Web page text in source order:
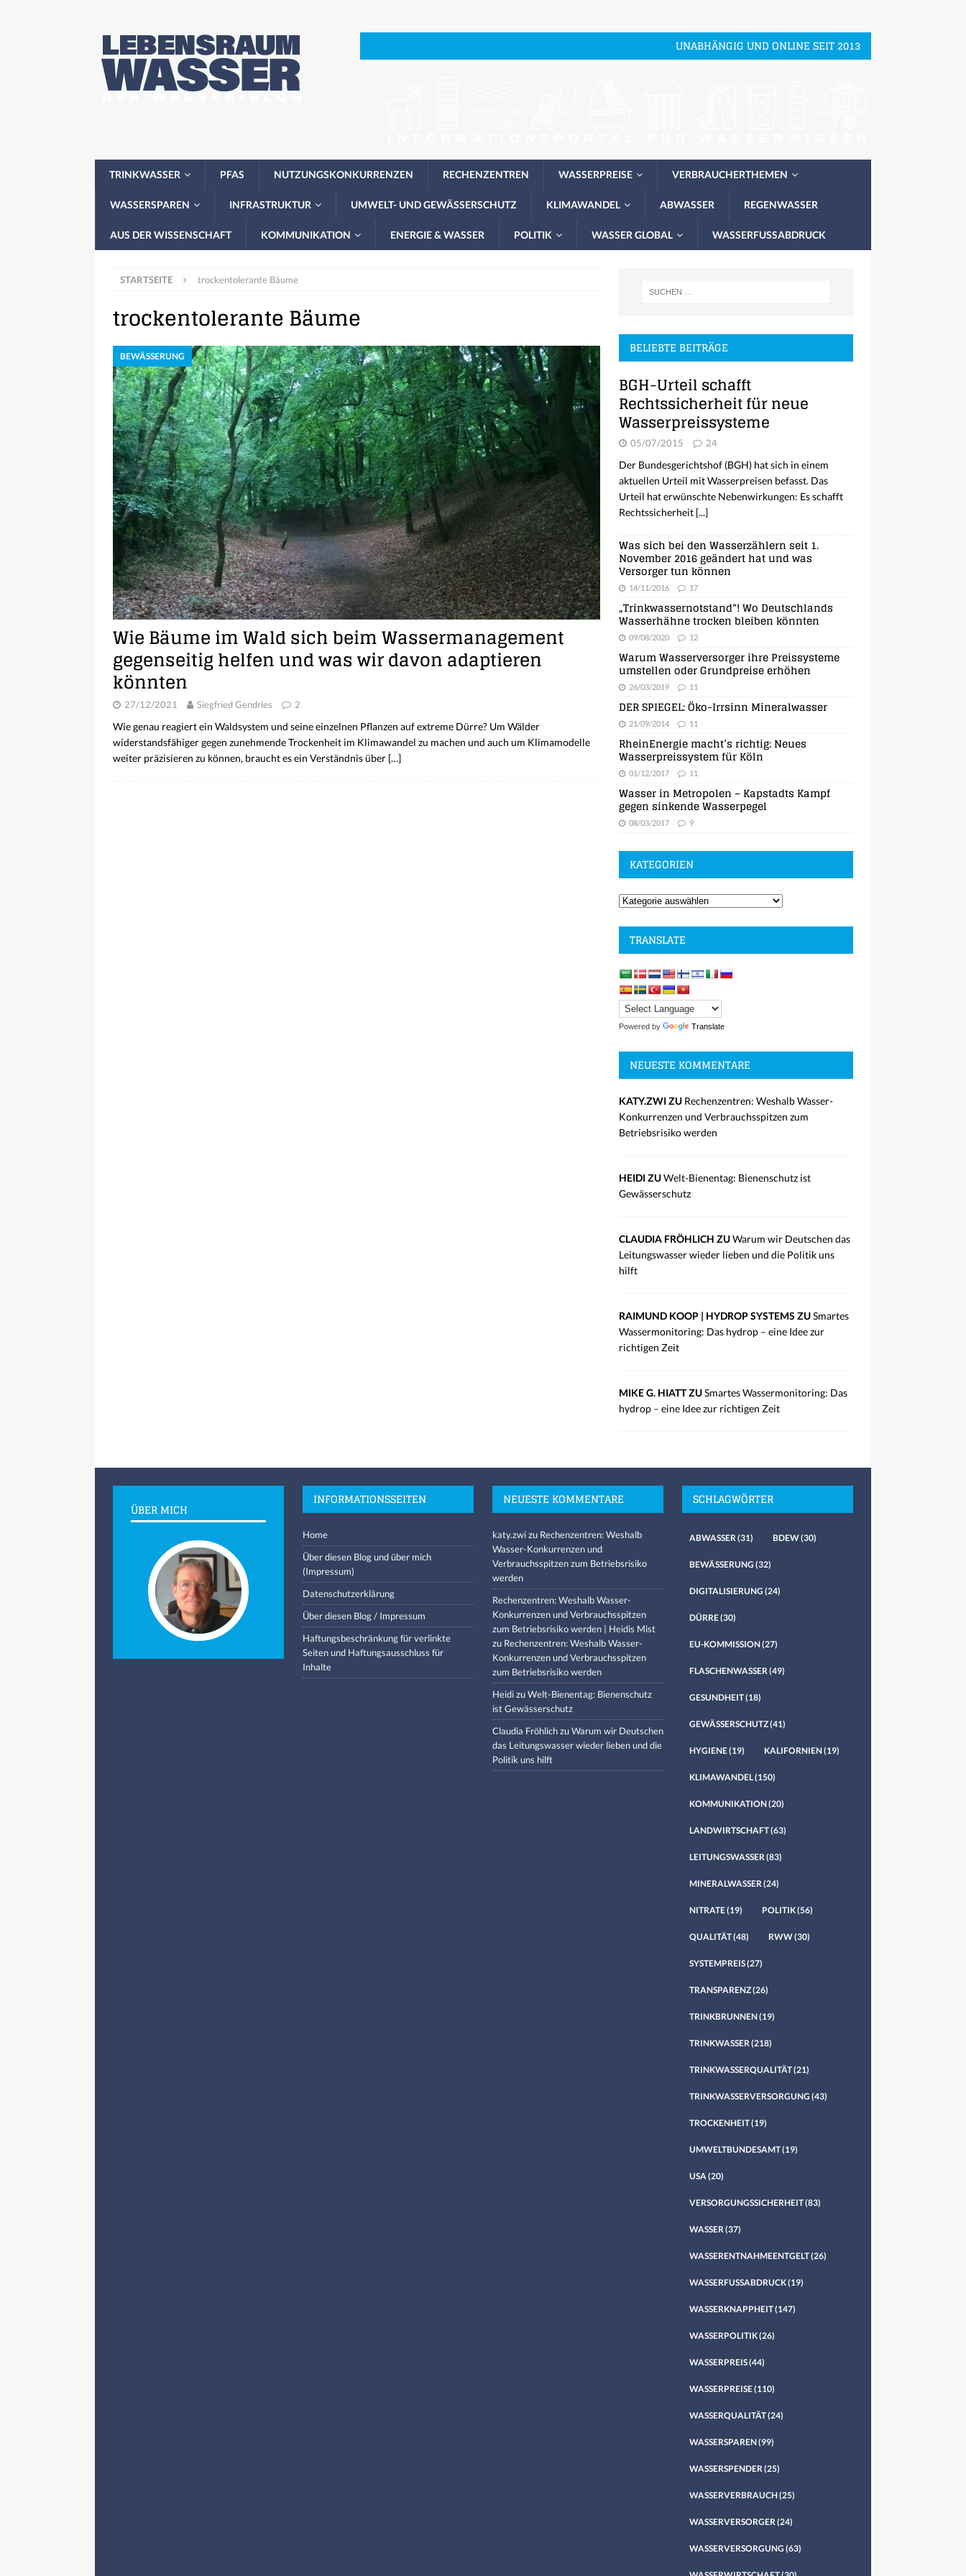
UNABHÄNGIG UND ONLINE SEIT 2013
TRINKWASSER PFAS NUTZUNGSKONKURRENZEN RECHENZENTREN WASSERPREISE VERBRAUCHERTHEMEN
WASSERSPAREN INFRASTRUKTUR UMWELT- UND GEWÄSSERSCHUTZ KLIMAWANDEL ABWASSER REGENWASSER
AUS DER WISSENSCHAFT KOMMUNIKATION ENERGIE & WASSER POLITIK WASSER GLOBAL WASSERFUSSABDRUCK
STARTSEITE trockentolerante Bäume
trockentolerante Bäume
BEWÄSSERUNG
Wie Bäume im Wald sich beim Wassermanagement
gegenseitig helfen und was wir davon adaptieren
könnten
27/12/2021 Siegfried Gendries 2
Wie genau reagiert ein Waldsystem und seine einzelnen Pflanzen auf extreme Dürre? Um Wälder
widerstandsfähiger gegen zunehmende Trockenheit im Klimawandel zu machen und auch um Klimamodelle
weiter präzisieren zu können, braucht es ein Verständnis über […]
BELIEBTE BEITRÄGE
BGH-Urteil schafft
Rechtssicherheit für neue
Wasserpreissysteme
05/07/2015 24
Der Bundesgerichtshof (BGH) hat sich in einem
aktuellen Urteil mit Wasserpreisen befasst. Das
Urteil hat erwünschte Nebenwirkungen: Es schafft
Rechtssicherheit [...]
Was sich bei den Wasserzählern seit 1.
November 2016 geändert hat und was
Versorger tun können
14/11/2016 17
„Trinkwassernotstand“! Wo Deutschlands
Wasserhähne trocken bleiben könnten
09/08/2020 12
Warum Wasserversorger ihre Preissysteme
umstellen oder Grundpreise erhöhen
26/03/2019 11
DER SPIEGEL: Öko-Irrsinn Mineralwasser
21/09/2014 11
RheinEnergie macht’s richtig: Neues
Wasserpreissystem für Köln
01/12/2017 11
Wasser in Metropolen – Kapstadts Kampf
gegen sinkende Wasserpegel
08/03/2017 9
KATEGORIEN
TRANSLATE
Powered by Translate
NEUESTE KOMMENTARE
KATY.ZWI ZU Rechenzentren: Weshalb Wasser-
Konkurrenzen und Verbrauchsspitzen zum
Betriebsrisiko werden
HEIDI ZUWelt-Bienentag: Bienenschutz ist
Gewässerschutz
CLAUDIA FRÖHLICH ZUWarum wir Deutschen das
Leitungswasser wieder lieben und die Politik uns
hilft
RAIMUND KOOP | HYDROP SYSTEMS ZUSmartes
Wassermonitoring: Das hydrop – eine Idee zur
richtigen Zeit
MIKE G. HIATT ZUSmartes Wassermonitoring: Das
hydrop – eine Idee zur richtigen Zeit
ÜBER MICH
INFORMATIONSSEITEN
Home
Über diesen Blog und über mich
(Impressum)
Datenschutzerklärung
Über diesen Blog / Impressum
Haftungsbeschränkung für verlinkte
Seiten und Haftungsausschluss für
Inhalte
NEUESTE KOMMENTARE
katy.zwizu Rechenzentren: Weshalb
Wasser-Konkurrenzen und
Verbrauchsspitzen zum Betriebsrisiko
werden
Rechenzentren: Weshalb Wasser-
Konkurrenzen und Verbrauchsspitzen
zum Betriebsrisiko werden | Heidis Mist
zu Rechenzentren: Weshalb Wasser-
Konkurrenzen und Verbrauchsspitzen
zum Betriebsrisiko werden
HeidizuWelt-Bienentag: Bienenschutz
ist Gewässerschutz
Claudia FröhlichzuWarum wir Deutschen
das Leitungswasser wieder lieben und die
Politik uns hilft
SCHLAGWÖRTER
ABWASSER (31) BDEW(30)
BEWÄSSERUNG (32)
DIGITALISIERUNG (24)
DÜRRE(30)
EU-KOMMISSION(27)
FLASCHENWASSER (49)
GESUNDHEIT(18)
GEWÄSSERSCHUTZ(41)
HYGIENE(19) KALIFORNIEN(19)
KLIMAWANDEL(150)
KOMMUNIKATION(20)
LANDWIRTSCHAFT(63)
LEITUNGSWASSER (83)
MINERALWASSER (24)
NITRATE(19) POLITIK(56)
QUALITÄT(48) RWW(30)
SYSTEMPREIS(27)
TRANSPARENZ(26)
TRINKBRUNNEN(19)
TRINKWASSER (218)
TRINKWASSERQUALITÄT(21)
TRINKWASSERVERSORGUNG (43)
TROCKENHEIT(19)
UMWELTBUNDESAMT(19)
USA (20)
VERSORGUNGSSICHERHEIT(83)
WASSER (37)
WASSERENTNAHMEENTGELT(26)
WASSERFUSSABDRUCK(19)
WASSERKNAPPHEIT(147)
WASSERPOLITIK(26)
WASSERPREIS(44)
WASSERPREISE(110)
WASSERQUALITÄT(24)
WASSERSPAREN(99)
WASSERSPENDER (25)
WASSERVERBRAUCH(25)
WASSERVERSORGER (24)
WASSERVERSORGUNG (63)